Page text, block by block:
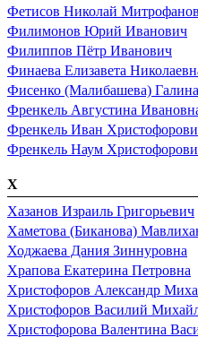
Фетисов Николай
Филимонов Юрий Иванович
Филиппов Пётр Иванович
Финаева Елизавета
Фисенко (Малибашева)
Френкель Августина
Френкель Иван
Френкель Наум
Х
Хазанов Израиль Григорьевич
Хаметова (Биканова)
Ходжаева Дания Зиннуровна
Храпова Екатерина Петровна
Христофоров Александр
Христофоров Василий
Христофорова Валентина